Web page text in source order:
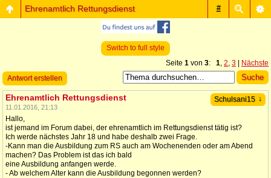
#
Ehrenamtlich Rettungsdienst
Switch to full style
Seite 1 von 3: 1, 2, 3
Nächste
Antwort erstellen
Schulsani15 ↓
Ehrenamtlich Rettungsdienst
11.01.2016, 21:13
Hallo,
ist jemand im Forum dabei, der ehrenamtlich im Rettungsdienst tätig ist?
Ich werde nächstes Jahr 18 und habe deshalb zwei Frage.
-Kann man die Ausbildung zum RS auch am Wochenenden oder am Abend
machen? Das Problem ist das ich bald
eine Ausbildung anfangen werde.
- Ab welchem Alter kann die Ausbildung begonnen werden?